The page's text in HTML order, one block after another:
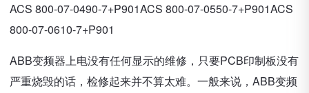
ACS 800-07-0490-7+P901ACS 800-07-0550-7+P901ACS
800-07-0610-7+P901
ABB变频器上电没有任何显示的维修，只要PCB印制板没有
严重烧毁的话，检修起来并不算太难。一般来说，ABB变频